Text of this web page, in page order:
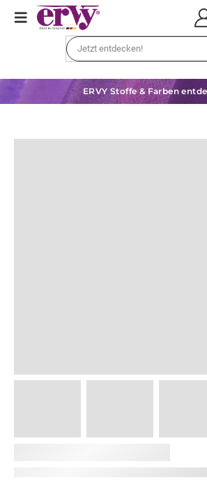
ERVY Stoffe & Farben